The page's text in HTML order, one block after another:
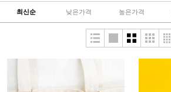
최신순 낮은가격 높은가격